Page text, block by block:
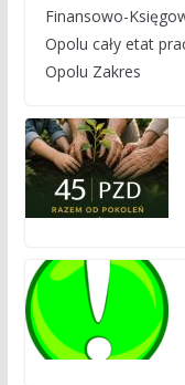
Finansowo-
Opolu cały etat
Opolu Zakres